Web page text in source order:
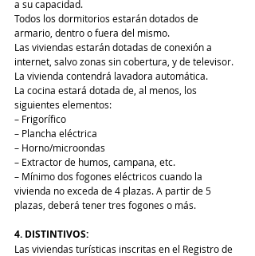
a su capacidad.
Todos los dormitorios estarán dotados de
armario, dentro o fuera del mismo.
Las viviendas estarán dotadas de conexión a
internet, salvo zonas sin cobertura, y de televisor.
La vivienda contendrá lavadora automática.
La cocina estará dotada de, al menos, los
siguientes elementos:
– Frigorífico
– Plancha eléctrica
– Horno/microondas
– Extractor de humos, campana, etc.
– Mínimo dos fogones eléctricos cuando la
vivienda no exceda de 4 plazas. A partir de 5
plazas, deberá tener tres fogones o más.
4. DISTINTIVOS:
Las viviendas turísticas inscritas en el Registro de